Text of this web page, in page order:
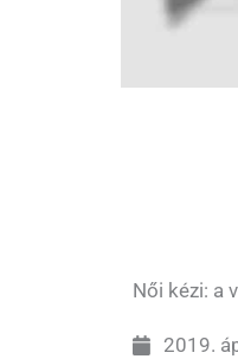
Női kézi: a
2019.